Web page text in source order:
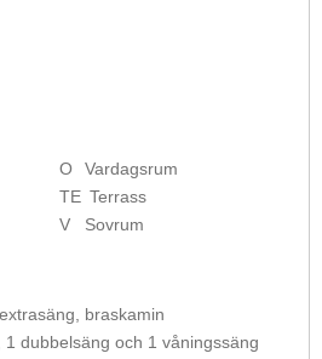
O
Vardagsrum
TE Terrass
V
Sovrum
braskamin
1 dubbelsäng och 1 våningssäng